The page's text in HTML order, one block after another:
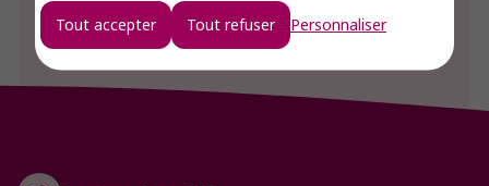
Tout accepter Tout refuser Personnaliser
Créer un compte